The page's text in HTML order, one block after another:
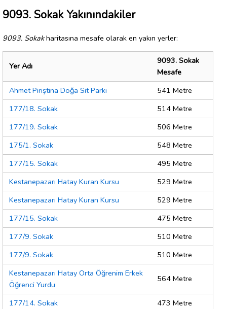
9093. Sokak Yakınındakiler
9093. Sokakharitasına mesafe olarak en yakın yerler:
Yer Adı
9093. Sokak
Mesafe
Ahmet Piriştina Doğa Sit Parkı
541 Metre
177/18. Sokak
514 Metre
177/19. Sokak
506 Metre
175/1. Sokak
548 Metre
177/15. Sokak
495 Metre
Kestanepazarı Hatay Kuran Kursu
529 Metre
Kestanepazarı Hatay Kuran Kursu
529 Metre
177/15. Sokak
475 Metre
177/9. Sokak
510 Metre
177/9. Sokak
510 Metre
Kestanepazarı Hatay Orta Öğrenim Erkek
Öğrenci Yurdu
564 Metre
177/14. Sokak
473 Metre